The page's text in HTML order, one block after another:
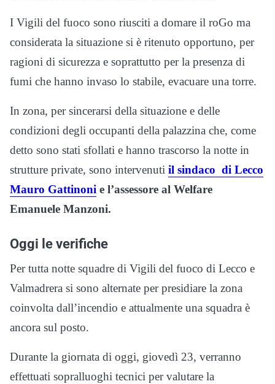
I Vigili del fuoco sono riusciti a domare il roGo ma
considerata la situazione si è ritenuto opportuno, per
ragioni di sicurezza e soprattutto per la presenza di
fumi che hanno invaso lo stabile, evacuare una torre.
In zona, per sincerarsi della situazione e delle
condizioni degli occupanti della palazzina che, come
detto sono stati sfollati e hanno trascorso la notte in
strutture private, sono intervenuti il sindaco di Lecco
Mauro Gattinoni e l’assessore al Welfare
Emanuele Manzoni.
Oggi le verifiche
Per tutta notte squadre di Vigili del fuoco di Lecco e
Valmadrera si sono alternate per presidiare la zona
coinvolta dall’incendio e attualmente una squadra è
ancora sul posto.
Durante la giornata di oggi, giovedì 23, verranno
effettuati sopralluoghi tecnici per valutare la